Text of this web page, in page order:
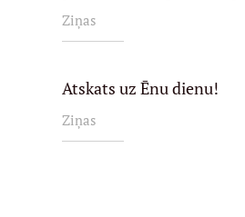
Ziņas
Atskats uz Ēnu dienu!
Ziņas